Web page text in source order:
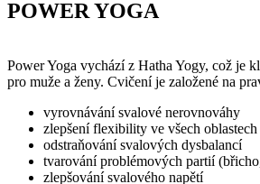
POWER YOGA
Power Yoga vychází z Hatha Yogy, což je
pro muže a ženy. Cvičení je založené na
vyrovnávání svalové nerovnováhy
zlepšení flexibility ve všech oblastech
odstraňování svalových dysbalancí
tvarování problémových partií
zlepšování svalového napětí